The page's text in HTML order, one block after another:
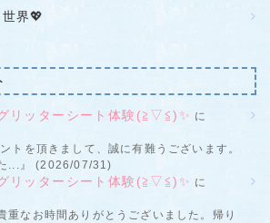
界💖
リッターシート体験(≧▽≦)✨ に
トを頂きまして、誠に有難うございます。
...』 (2026/07/31)
リッターシート体験(≧▽≦)✨ に
重なお時間ありがとうございました。帰り